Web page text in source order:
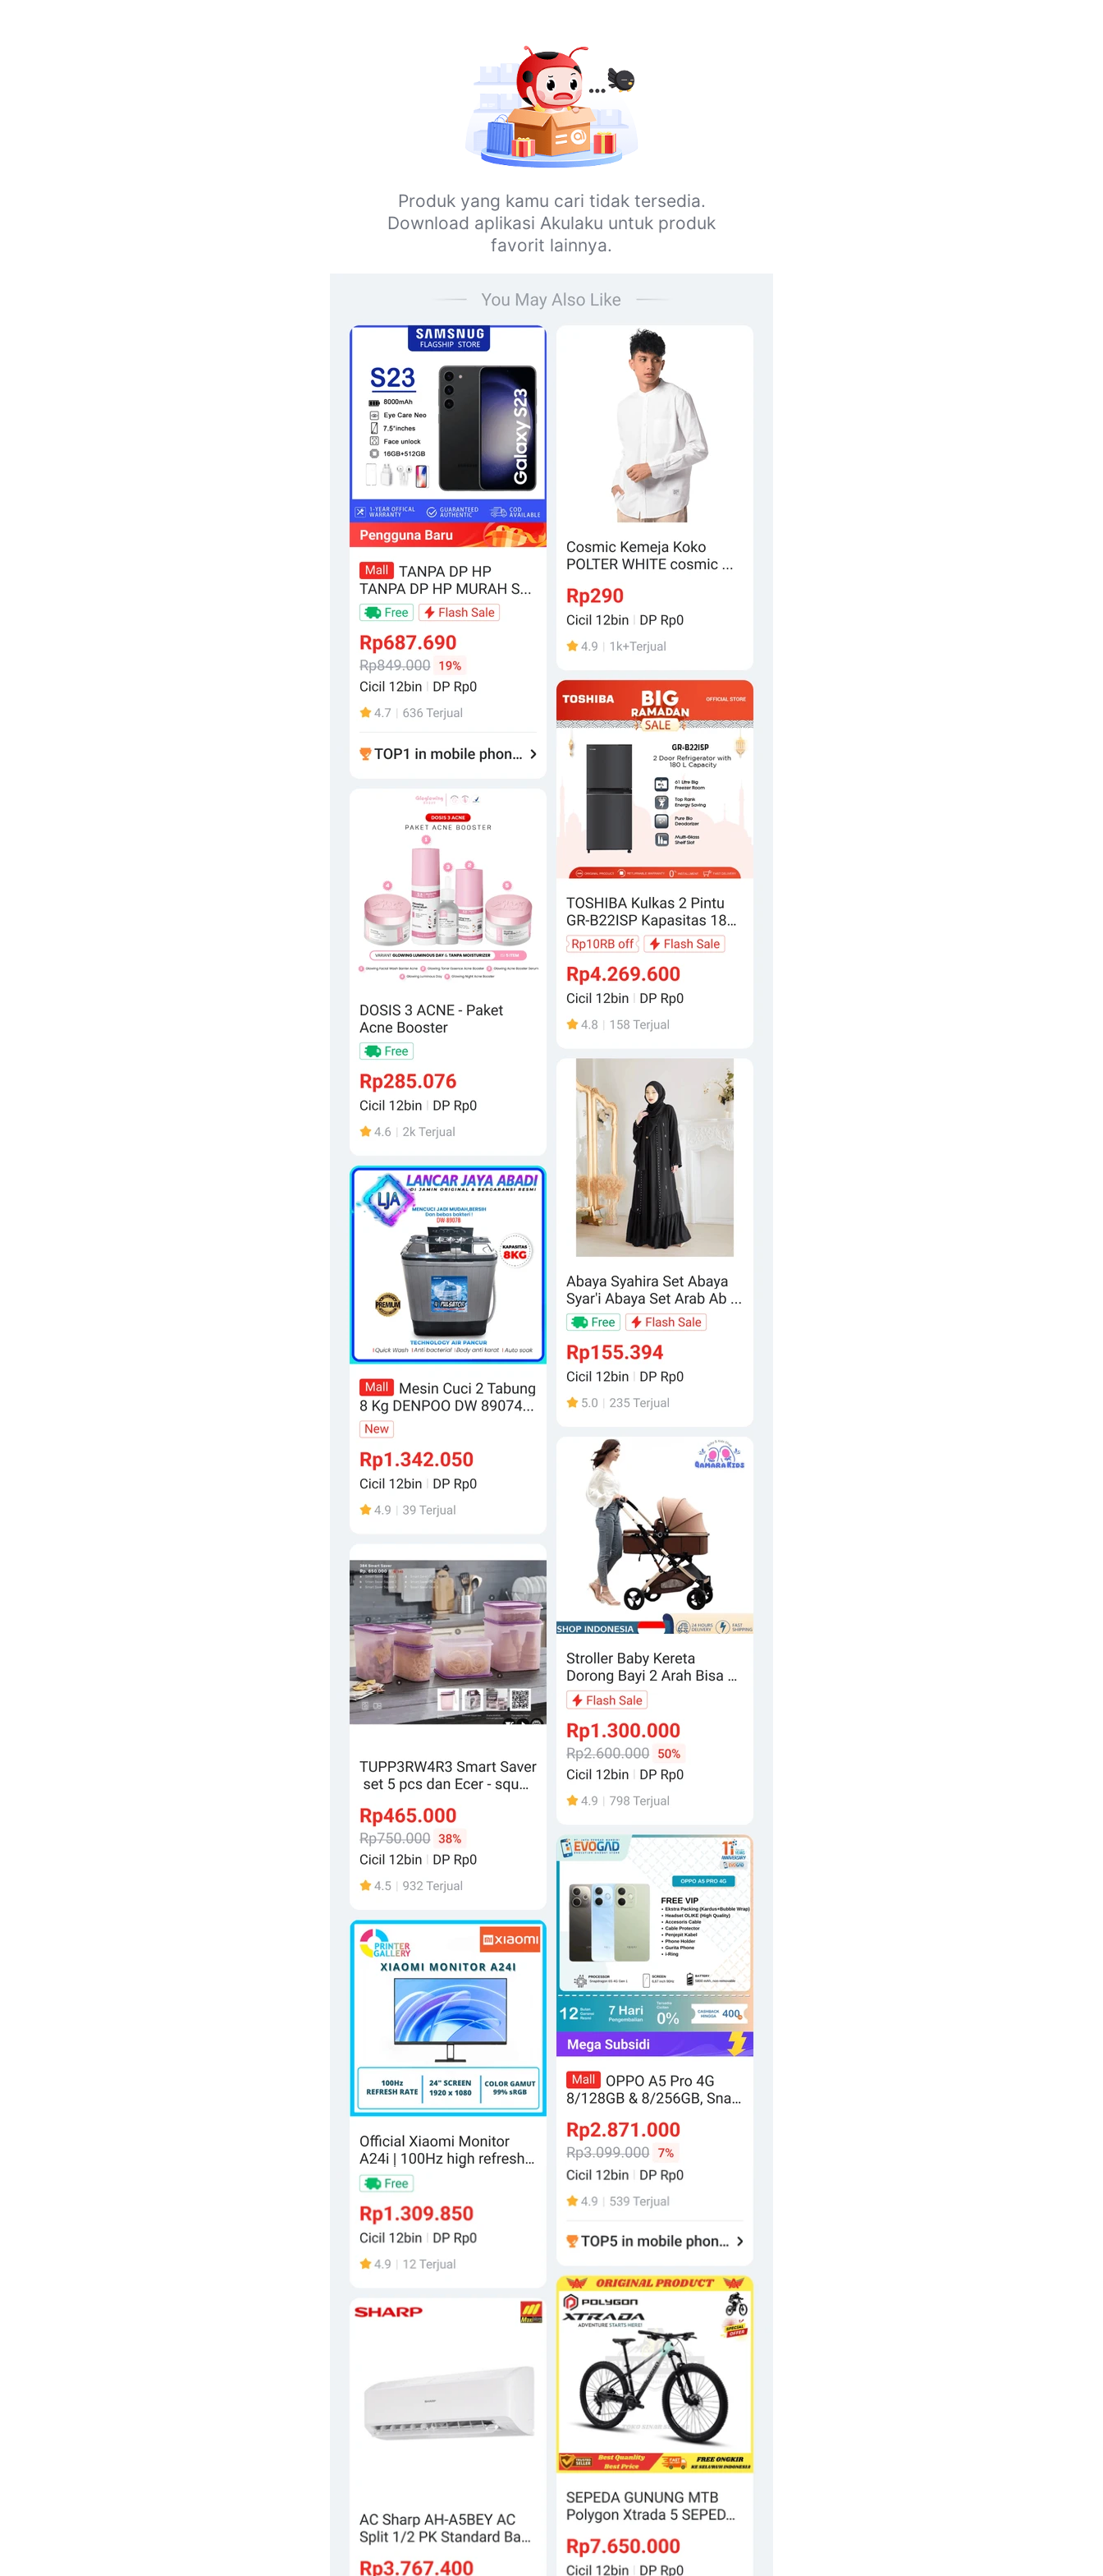
Produk yang kamu cari tidak tersedia.
Download aplikasi Akulaku untuk produk
favorit lainnya.